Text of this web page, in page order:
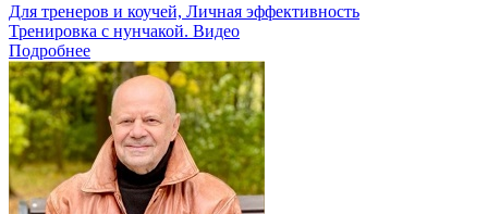
Для тренеров и коучей, Личная эффективность
Тренировка с нунчакой. Видео
Подробнее